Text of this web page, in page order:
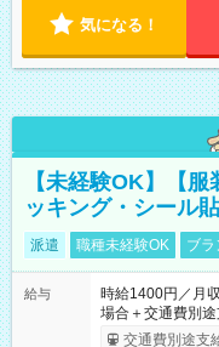
気になる！
【未経験OK】【
ッキング・シール
派遣 職種未経験OK ブラ
給与
時給1400円／月
場合＋交通費別
交通費別途支